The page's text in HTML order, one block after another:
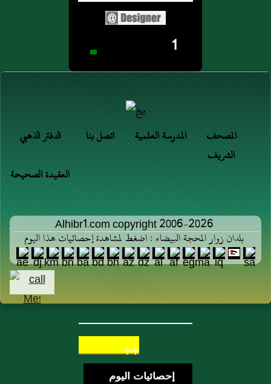
1
الدفتر الذهبي اتصل بنا المدرسة العلمية
المصحف
الشريف
العقيدة الصحيحة
Alhibr1.com copyright 2006-2026
بلدان زوار المحجة البيضاء : اضغط لمشاهدة إحصائيات هذا اليوم
++